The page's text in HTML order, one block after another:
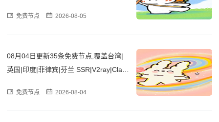
免费节点 2026-08-05
08月04日更新35条免费节点,覆盖台湾|
英国|印度|菲律宾|芬兰 SSR|V2ray|Clas
免费节点 2026-08-04